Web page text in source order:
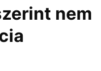
nem